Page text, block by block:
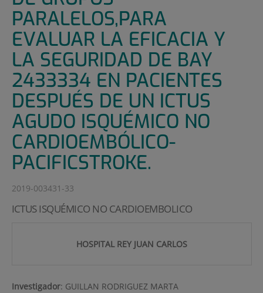
PARALELOS,PARA
EVALUAR LA EFICACIA Y
LA SEGURIDAD DE BAY
2433334 EN PACIENTES
DESPUÉS DE UN ICTUS
AGUDO ISQUÉMICO NO
CARDIOEMBÓLICO-
PACIFICSTROKE.
2019-003431-33
ICTUS ISQUÉMICO NO CARDIOEMBOLICO
HOSPITAL REY JUAN CARLOS
Investigador: GUILLAN RODRIGUEZ MARTA